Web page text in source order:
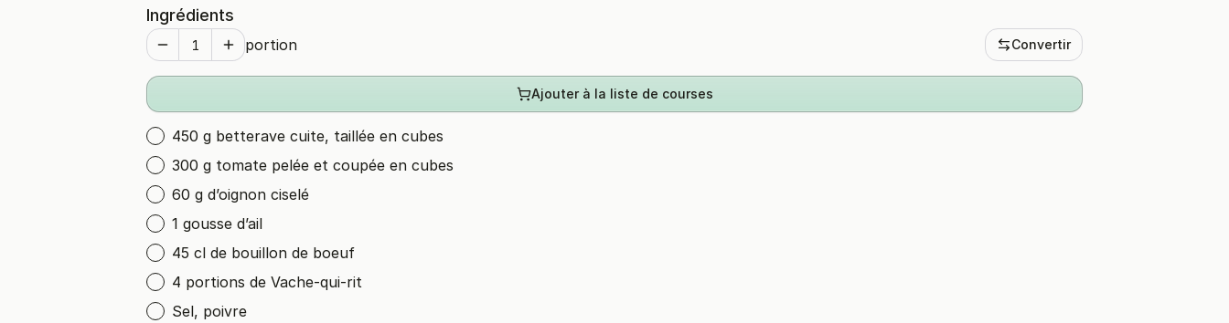
Ingrédients
portion Convertir
Ajouter à la liste de courses
450 g betterave cuite, taillée en cubes
300 g tomate pelée et coupée en cubes
60 g d’oignon ciselé
1 gousse d’ail
45 cl de bouillon de boeuf
4 portions de Vache-qui-rit
Sel, poivre